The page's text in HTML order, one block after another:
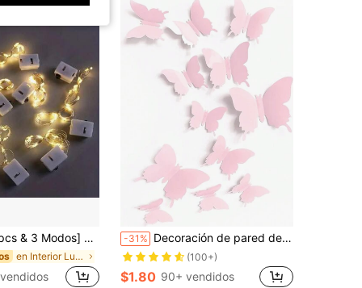
Alambre Plateado Impermeable, Adecuadas para Decoración de Guardería, Decoración de Frascos de Mason en Interiores, Boda DIY, Decoración Navideña (Blanco, Cálido, Colorido)
en Interior Luz de noche para habitación de bebé
-31% Decoración de pared de mariposas rosadas lindas, 12 piezas, vinilos adhesivos de mariposas con estética pastel danesa para decoración de habitación de niñas, decoración de cuarto de bebé y niños pequeños (rosa, azul, amarillo, morado, blanco), regalos y decoraciones para baby shower y familia
(100+)
$1.80 90+ vendidos